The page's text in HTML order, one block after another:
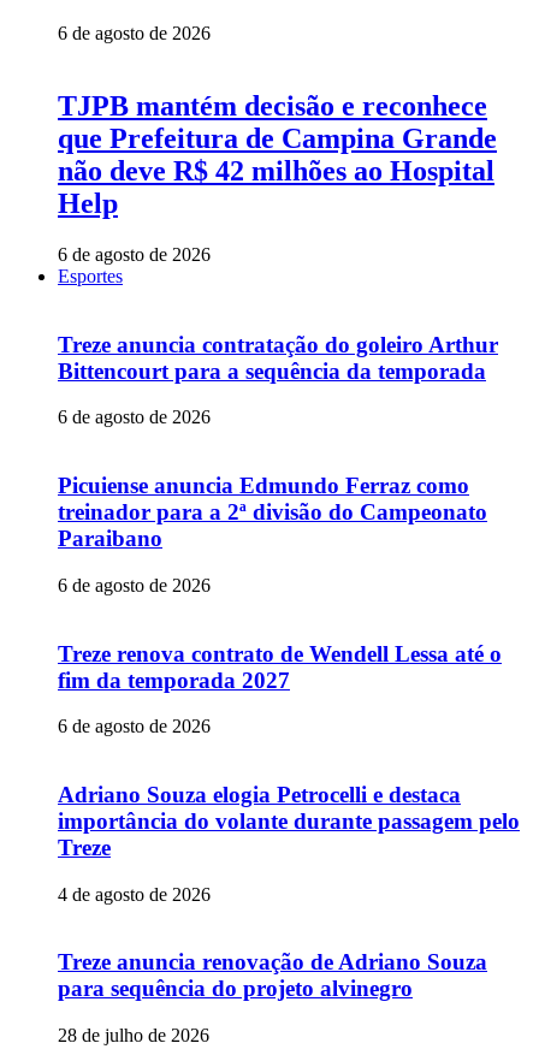
6 de agosto de 2026
TJPB mantém decisão e reconhece
que Prefeitura de Campina Grande
não deve R$ 42 milhões ao Hospital
Help
6 de agosto de 2026
Esportes
Treze anuncia contratação do goleiro Arthur
Bittencourt para a sequência da temporada
6 de agosto de 2026
Picuiense anuncia Edmundo Ferraz como
treinador para a 2ª divisão do Campeonato
Paraibano
6 de agosto de 2026
Treze renova contrato de Wendell Lessa até o
fim da temporada 2027
6 de agosto de 2026
Adriano Souza elogia Petrocelli e destaca
importância do volante durante passagem pelo
Treze
4 de agosto de 2026
Treze anuncia renovação de Adriano Souza
para sequência do projeto alvinegro
28 de julho de 2026